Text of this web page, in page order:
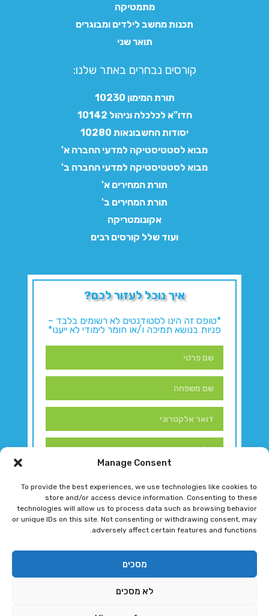
Manage Consent
To provide the best experiences, we use technologies like cookies to
store and/or access device information. Consenting to these
technologies will allow us to process data such as browsing behavior
or unique IDs on this site. Not consenting or withdrawing consent, may
adversely affect certain features and functions.
מסכים
לא מסכים
מתמטיקה
תכנות מחשב לילדים ומבוגרים
תואר שני
קורסים נבחרים באתר שלנו:​
תורת המימון 10230
חדו"א לכלכלה וניהול 10142
יסודות החשבונאות 10280
מבוא לסטטיסטיקה למדעי החברה א'
מבוא לסטטיסטיקה למדעי החברה ב'
תורת המחירים א'
תורת המחירים ב'
אקונומטריקה
ועוד שלל קורסים רבים
איך נוכל לעזור לכם?
*טופס זה הינו לסטודנטים לא רשומים בלבד –
פניות בנושא תמיכה ו/או חומר לימודי לא ייענו*